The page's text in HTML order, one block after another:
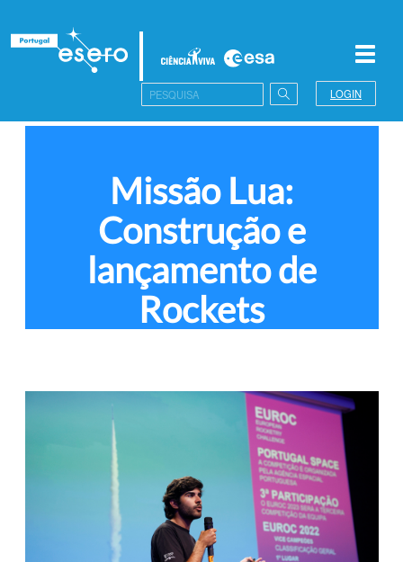
LOGIN
Missão Lua:
Construção e
lançamento de
Rockets